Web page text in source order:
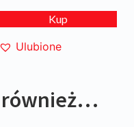
Kup
Ulubione
również…